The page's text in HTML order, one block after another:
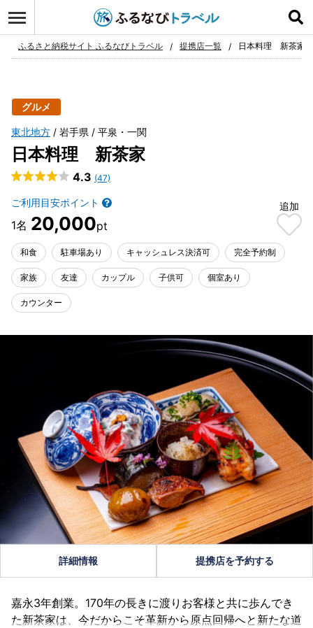
お気に入り
ふるさと納税サイト ふるなびトラベル 提携店一覧 日本料理 新茶家
グルメ
東北地方 岩手県 平泉・一関
日本料理 新茶家
4.3 (47)
ご利用目安ポイント
20,000
追加
和食 駐車場あり キャッシュレス決済可 完全予約制
家族 友達 カップル 子供可 個室あり
カウンター
詳細情報 提携店を予約する
嘉永3年創業。170年の長きに渡りお客様と共に歩んでき
た新茶家は、今だからこそ革新から原点回帰へと新たな道